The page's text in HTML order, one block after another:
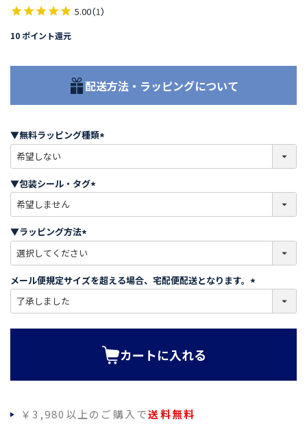
5.00（1）
10 ポイント還元
配送方法・ラッピングについて
▼無料ラッピング種類
必
)
▼包装シール・タグ
必
)
▼ラッピング方法
必
須
)
メール便規定サイズを超える場合、宅配便配送となります。
必
カートに入れる
￥3,980以上のご購入で送料無料